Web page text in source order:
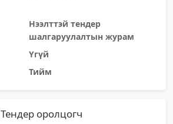
Нээлттэй тендер
шалгаруулалтын журам
Үгүй
Тийм
Тендер оролцогч